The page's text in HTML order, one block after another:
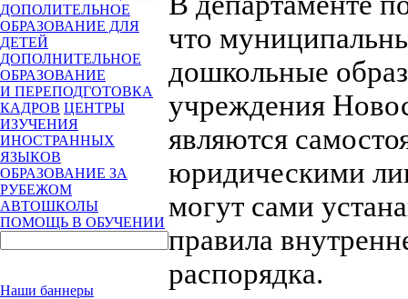
ДОПОЛИТЕЛЬНОЕ
ОБРАЗОВАНИЕ ДЛЯ
ДЕТЕЙ
ДОПОЛНИТЕЛЬНОЕ
ОБРАЗОВАНИЕ
И ПЕРЕПОДГОТОВКА
КАДРОВ ЦЕНТРЫ
ИЗУЧЕНИЯ
ИНОСТРАННЫХ
ЯЗЫКОВ
ОБРАЗОВАНИЕ ЗА
РУБЕЖОМ
АВТОШКОЛЫ
ПОМОЩЬ В ОБУЧЕНИИ
Наши баннеры
что
дошкольные
учреждения
являются
юридическими
могут сами
правила
распорядка.